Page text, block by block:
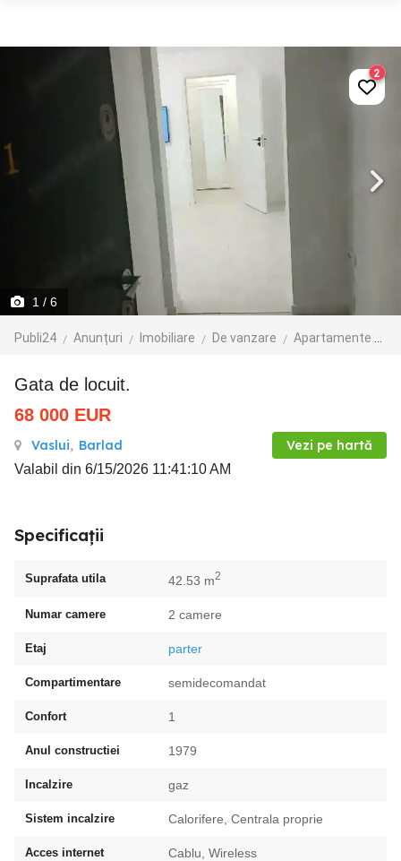
1 / 6
Publi24 Anunțuri Imobiliare De vanzare Apartamente de vanzare
2
Gata de locuit.
68 000 EUR
Vaslui, Barlad Vezi pe hartă
Valabil din 6/15/2026 11:41:10 AM
Specificații
Suprafata utila 42.53 m2
Numar camere 2 camere
Etaj parter
Compartimentare semidecomandat
Confort 1
Anul constructiei 1979
Incalzire gaz
Sistem incalzire Calorifere, Centrala proprie
Acces internet Cablu, Wireless